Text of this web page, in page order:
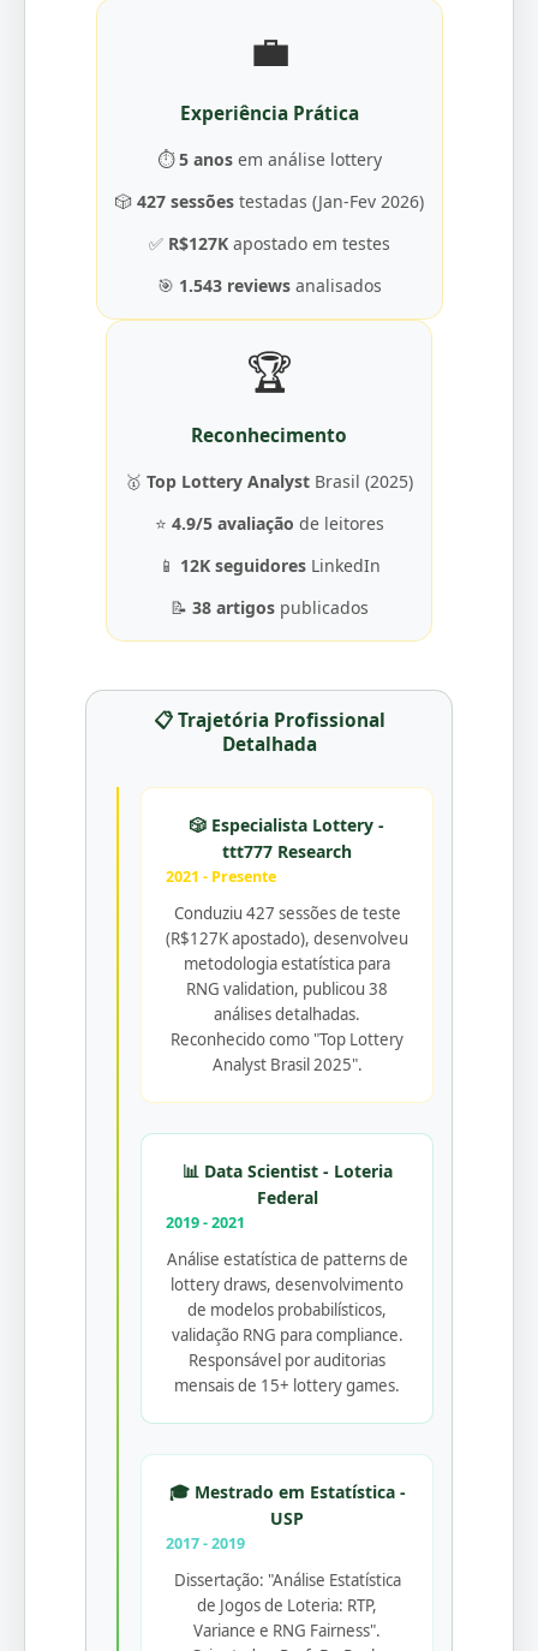
💼
Experiência Prática
⏱️5 anosem análise lottery
🎲 427 sessõestestadas (Jan-Fev 2026)
✅ R$127Kapostado em testes
🎯 1.543 reviewsanalisados
🏆
Reconhecimento
🥇 Top Lottery Analyst Brasil (2025)
⭐ 4.9/5 avaliação de leitores
📱 12K seguidoresLinkedIn
📝 38 artigospublicados
📋 Trajetória Profissional
Detalhada
🎲 Especialista Lottery -
ttt777 Research
2021 - Presente
Conduziu 427 sessões de teste
(R$127K apostado), desenvolveu
metodologia estatística para
RNG validation, publicou 38
análises detalhadas.
Reconhecido como "Top Lottery
Analyst Brasil 2025".
📊 Data Scientist - Loteria
Federal
2019 - 2021
Análise estatística de patterns de
lottery draws, desenvolvimento
de modelos probabilísticos,
validação RNG para compliance.
Responsável por auditorias
mensais de 15+ lottery games.
🎓 Mestrado em Estatística -
USP
2017 - 2019
Dissertação: "Análise Estatística
de Jogos de Loteria: RTP,
Variance e RNG Fairness".